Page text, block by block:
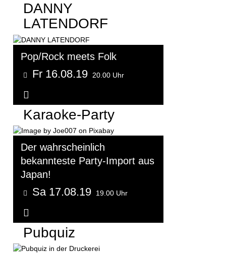
DANNY
LATENDORF
Pop/Rock meets Folk
Fr 16.08.19 20.00 Uhr
Karaoke-Party
Der wahrscheinlich
bekannteste Party-Import aus
Japan!
Sa 17.08.19 19.00 Uhr
Pubquiz